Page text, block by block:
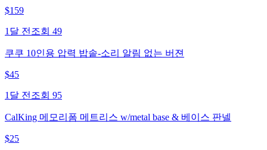
$159
1달 전 조회 49
쿠쿠 10인용 압력 밥솥-소리 알림 없는 버젼
$45
1달 전 조회 95
CalKing 메모리폼 메트리스 w/metal base & 베이스 판넬
$25